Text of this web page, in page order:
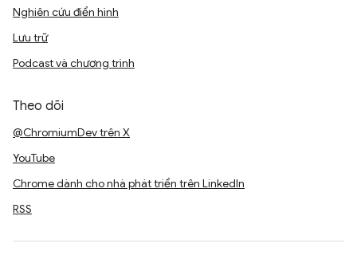
Nghiên cứu điển hình
Lưu trữ
Podcast và chương trình
Theo dõi
@ChromiumDev trên X
YouTube
Chrome dành cho nhà phát triển trên LinkedIn
RSS